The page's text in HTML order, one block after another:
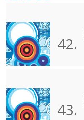
42.
43.